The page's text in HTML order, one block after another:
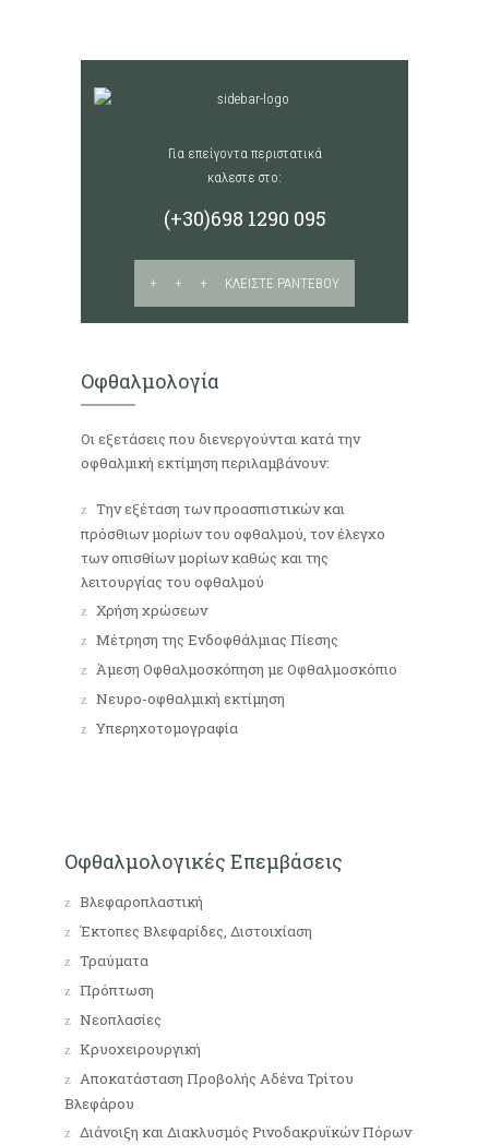
Για επείγοντα περιστατικά
καλεστε στο:
(+30)698 1290 095
+ + + ΚΛΕΙΣΤΕ ΡΑΝΤΕΒΟΥ
Οφθαλμολογία
Οι εξετάσεις που διενεργούνται κατά την
οφθαλμική εκτίμηση περιλαμβάνουν:
Την εξέταση των προασπιστικών και
πρόσθιων μορίων του οφθαλμού, τον έλεγχο
των οπισθίων μορίων καθώς και της
λειτουργίας του οφθαλμού
Χρήση χρώσεων
Μέτρηση της Ενδοφθάλμιας Πίεσης
Άμεση Οφθαλμοσκόπηση με Οφθαλμοσκόπιο
Νευρο-οφθαλμική εκτίμηση
Υπερηχοτομογραφία
Οφθαλμολογικές Επεμβάσεις
Βλεφαροπλαστική
Έκτοπες Βλεφαρίδες, Διστοιχίαση
Τραύματα
Πρόπτωση
Νεοπλασίες
Κρυοχειρουργική
Αποκατάσταση Προβολής Αδένα Τρίτου
Βλεφάρου
Διάνοιξη και Διακλυσμός Ρινοδακρυϊκών Πόρων